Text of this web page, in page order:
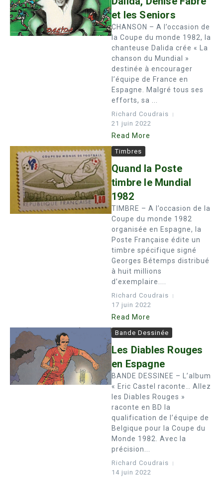
et les Seniors
CHANSON – A l’occasion de
la Coupe du monde 1982, la
chanteuse Dalida crée « La
chanson du Mundial »
destinée à encourager
l’équipe de France en
Espagne. Malgré tous ses
efforts, sa ...
Richard Coudrais
21 juin 2022
Read More
Timbres
Quand la Poste
timbre le Mundial
1982
TIMBRE – A l’occasion de la
Coupe du monde 1982
organisée en Espagne, la
Poste Française édite un
timbre spécifique signé
Georges Bétemps distribué
à huit millions
d’exemplaire....
Richard Coudrais
17 juin 2022
Read More
Bande Dessinée
Les Diables Rouges
en Espagne
BANDE DESSINEE – L’album
« Eric Castel raconte… Allez
les Diables Rouges »
raconte en BD la
qualification de l’équipe de
Belgique pour la Coupe du
Monde 1982. Avec la
précision...
Richard Coudrais
14 juin 2022